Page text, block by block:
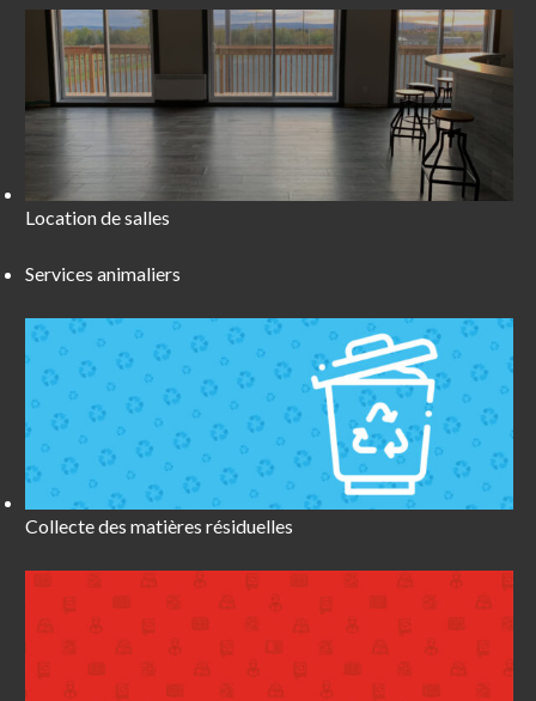
Location de salles
Services animaliers
Collecte des matières résiduelles